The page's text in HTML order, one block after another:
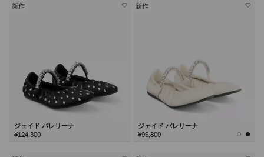
新作
ジェイド バレリーナ
¥124,300
新作
ジェイド バレリーナ
¥96,800